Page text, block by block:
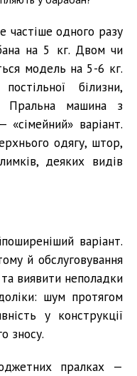
одного разу
на 5 кг. Двом чи
модель на 5-6 кг.
білизни,
Пральна машина з
варіант.
одягу, штор,
деяких видів
варіант.
й обслуговування
виявити неполадки
шум протягом
у конструкції
зносу.
пралках —